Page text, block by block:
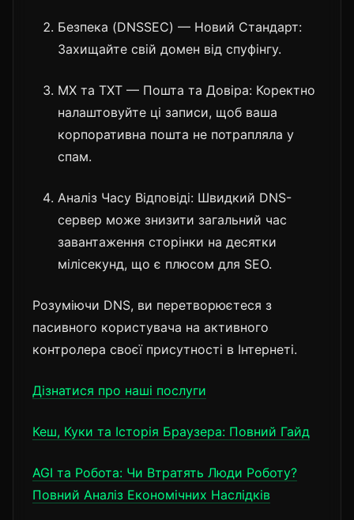
Безпека (DNSSEC) — Новий Стандарт:
Захищайте свій домен від спуфінгу.
MX та TXT — Пошта та Довіра: Коректно
налаштовуйте ці записи, щоб ваша
корпоративна пошта не потрапляла у
спам.
Аналіз Часу Відповіді: Швидкий DNS-
сервер може знизити загальний час
завантаження сторінки на десятки
мілісекунд, що є плюсом для SEO.
Розуміючи DNS, ви перетворюєтеся з
пасивного користувача на активного
контролера своєї присутності в Інтернеті.
Дізнатися про наші послуги
Кеш, Куки та Історія Браузера: Повний Гайд
AGI та Робота: Чи Втратять Люди Роботу?
Повний Аналіз Економічних Наслідків